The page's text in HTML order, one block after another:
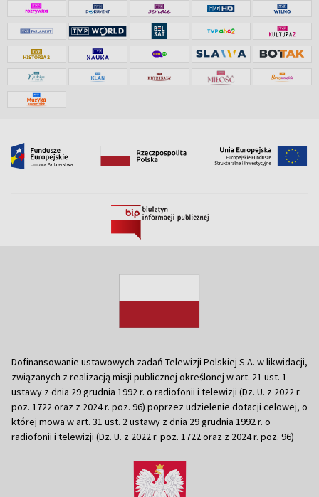
Dofinansowanie ustawowych zadań Telewizji Polskiej S.A. w likwidacji,
związanych z realizacją misji publicznej określonej w art. 21 ust. 1
ustawy z dnia 29 grudnia 1992 r. o radiofonii i telewizji (Dz. U. z 2022 r.
poz. 1722 oraz z 2024 r. poz. 96) poprzez udzielenie dotacji celowej, o
której mowa w art. 31 ust. 2 ustawy z dnia 29 grudnia 1992 r. o
radiofonii i telewizji (Dz. U. z 2022 r. poz. 1722 oraz z 2024 r. poz. 96)